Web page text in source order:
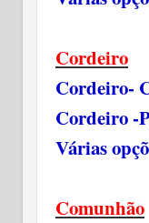
Cordeiro
Cordeiro-
Cordeiro -
Várias
Comunhão